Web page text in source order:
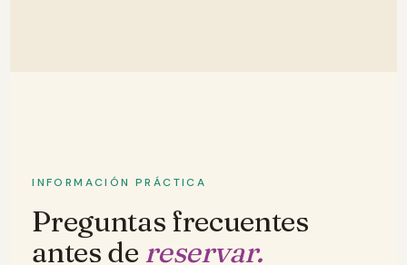
INFORMACIÓN PRÁCTICA
Preguntas frecuentes
antes de reservar.